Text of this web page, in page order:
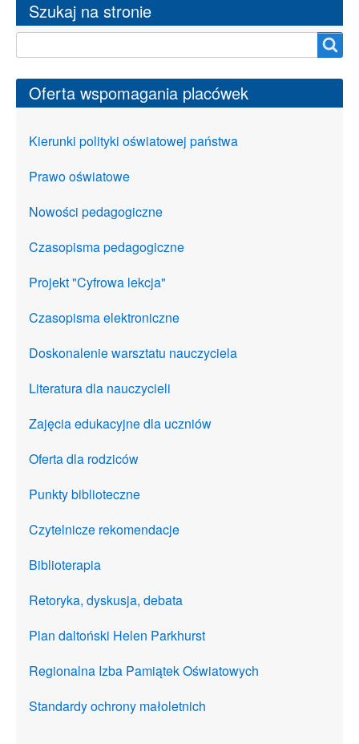
Szukaj na stronie
Oferta wspomagania placówek
Kierunki polityki oświatowej państwa
Prawo oświatowe
Nowości pedagogiczne
Czasopisma pedagogiczne
Projekt "Cyfrowa lekcja"
Czasopisma elektroniczne
Doskonalenie warsztatu nauczyciela
Literatura dla nauczycieli
Zajęcia edukacyjne dla uczniów
Oferta dla rodziców
Punkty biblioteczne
Czytelnicze rekomendacje
Biblioterapia
Retoryka, dyskusja, debata
Plan daltoński Helen Parkhurst
Regionalna Izba Pamiątek Oświatowych
Standardy ochrony małoletnich